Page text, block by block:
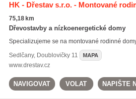
HK - Dřestav s.r.o. - Montované
75,18 km
Dřevostavby a nízkoenergetické domy
Specializujeme se na montované rodinné
Sedlčany, Doublovičky 11 MAPA
www.drestav.cz
NAVIGOVAT VOLAT NAPIŠTE